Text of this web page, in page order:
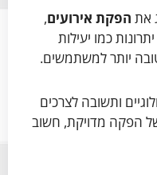
את הפקת אירועים,
כמו יעילות
יותר למשתמשים.
ותשובה לצרכים
הפקה מדויקת, חשוב